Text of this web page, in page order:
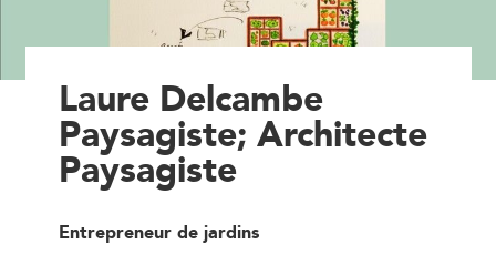
Laure Delcambe
Paysagiste; Architecte
Paysagiste
Entrepreneur de jardins